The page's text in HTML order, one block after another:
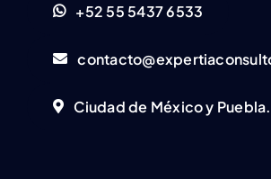
+52 55 5437 6533
Ciudad de México y Puebla.